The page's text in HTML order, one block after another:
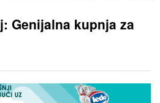
Genijalna kupnja za